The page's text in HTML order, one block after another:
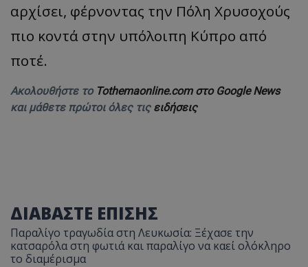
αρχίσει, φέρνοντας την Πόλη Χρυσοχούς
πιο κοντά στην υπόλοιπη Κύπρο από
ποτέ.
Ακολουθήστε το Tothemaonline.com στο Google News
και μάθετε πρώτοι όλες τις ειδήσεις
ΔΙΑΒΑΣΤΕ ΕΠΙΣΗΣ
Παραλίγο τραγωδία στη Λευκωσία: Ξέχασε την
κατσαρόλα στη φωτιά και παραλίγο να καεί ολόκληρο
το διαμέρισμα